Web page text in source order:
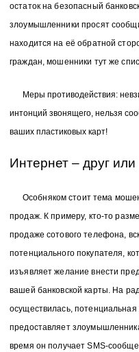
остаток на безопасный
злоумышленники просят
находится на её обратной
граждан, мошенники тут же
Меры противодействия:
интонций звонящего, нельзя
ваших пластиковых карт!
Интернет – друг или
Особняком стоит тема
продаж. К примеру, кто-то
продаже сотового телефона,
потенциального покупателя,
изъявляет желание внести
вашей банковской карты. На
осуществилась,
предоставляет
время он получает SMS-